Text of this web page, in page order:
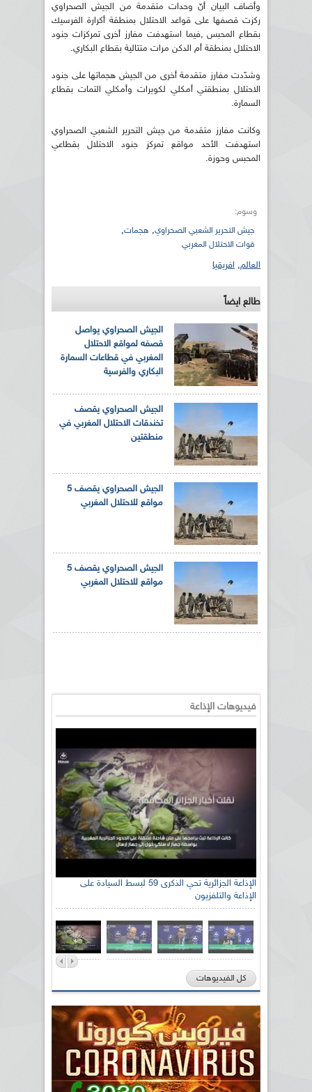
وأضاف البيان أنّ وحدات متقدمة من الجيش الصحراوي
ركزت قصفها على قواعد الاحتلال بمنطقة أكرارة الفرسيك
بقطاع المحبس ,فيما استهدفت مفارز أخرى تمركزات جنود
الاحتلال بمنطقة أم الدكن مرات متتالية بقطاع البكاري.
وشدّدت مفارز متقدمة أخرى من الجيش هجماتها على جنود
الاحتلال بمنطقتي أمكلي لكويرات وأمكلي التمات بقطاع
السمارة.
وكانت مفارز متقدمة من جيش التحرير الشعبي الصحراوي
استهدفت الأحد مواقع تمركز جنود الاحتلال بقطاعي
المحبس وحوزة.
وسوم:
جيش التحرير الشعبي الصحراوي, هجمات,
قوات الاحتلال المغربي
العالم, افريقيا
طالع ايضاً
الجيش الصحراوي يواصل
قصفه لمواقع الاحتلال
المغربي في قطاعات السمارة
البكاري والفرسية
الجيش الصحراوي يقصف
تخندقات الاحتلال المغربي في
منطقتين
الجيش الصحراوي يقصف 5
مواقع للاحتلال المغربي
الجيش الصحراوي يقصف 5
مواقع للاحتلال المغربي
فيديوهات الإذاعة
الإذاعة الجزائرية تحي الذكرى 59 لبسط السيادة على
الإذاعة والتلفزيون
كل الفيديوهات